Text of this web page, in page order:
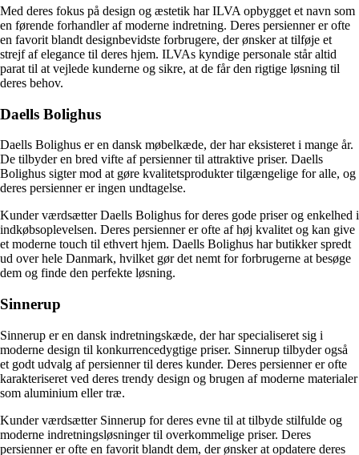
Med deres fokus på design og æstetik har ILVA opbygget et navn som
en førende forhandler af moderne indretning. Deres persienner er ofte
en favorit blandt designbevidste forbrugere, der ønsker at tilføje et
strejf af elegance til deres hjem. ILVAs kyndige personale står altid
parat til at vejlede kunderne og sikre, at de får den rigtige løsning til
deres behov.
Daells Bolighus
Daells Bolighus er en dansk møbelkæde, der har eksisteret i mange år.
De tilbyder en bred vifte af persienner til attraktive priser. Daells
Bolighus sigter mod at gøre kvalitetsprodukter tilgængelige for alle, og
deres persienner er ingen undtagelse.
Kunder værdsætter Daells Bolighus for deres gode priser og enkelhed i
indkøbsoplevelsen. Deres persienner er ofte af høj kvalitet og kan give
et moderne touch til ethvert hjem. Daells Bolighus har butikker spredt
ud over hele Danmark, hvilket gør det nemt for forbrugerne at besøge
dem og finde den perfekte løsning.
Sinnerup
Sinnerup er en dansk indretningskæde, der har specialiseret sig i
moderne design til konkurrencedygtige priser. Sinnerup tilbyder også
et godt udvalg af persienner til deres kunder. Deres persienner er ofte
karakteriseret ved deres trendy design og brugen af moderne materialer
som aluminium eller træ.
Kunder værdsætter Sinnerup for deres evne til at tilbyde stilfulde og
moderne indretningsløsninger til overkommelige priser. Deres
persienner er ofte en favorit blandt dem, der ønsker at opdatere deres